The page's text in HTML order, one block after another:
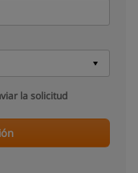
la solicitud